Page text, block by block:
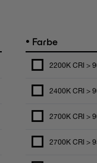
• Farbe
2200K CRI >
2400K CRI >
2700K CRI >
2700K CRI >